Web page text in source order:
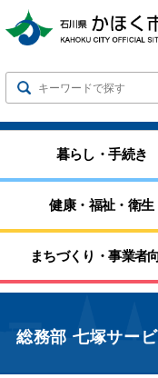
します
暮らし・手続き
健康・福祉・衛生
まちづくり・事業者
総務部 七塚サー